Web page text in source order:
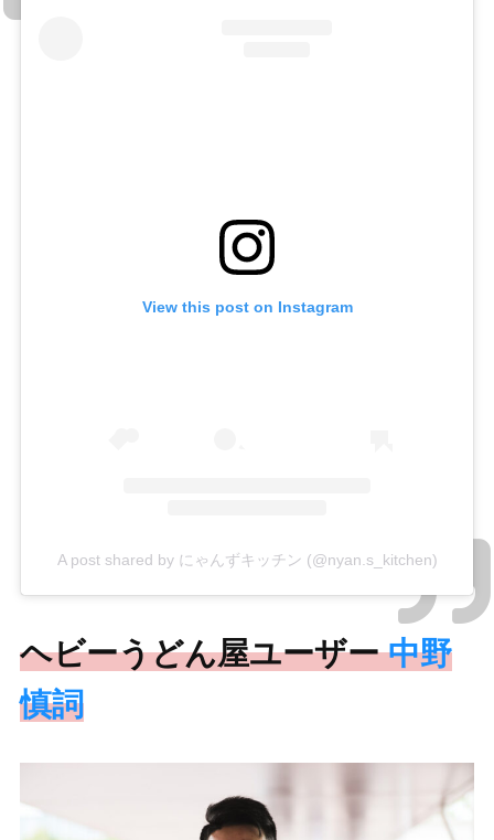
View this post on Instagram
A post shared by にゃんずキッチン (@nyan.s_kitchen)
ヘビーうどん屋ユーザー中野
慎詞